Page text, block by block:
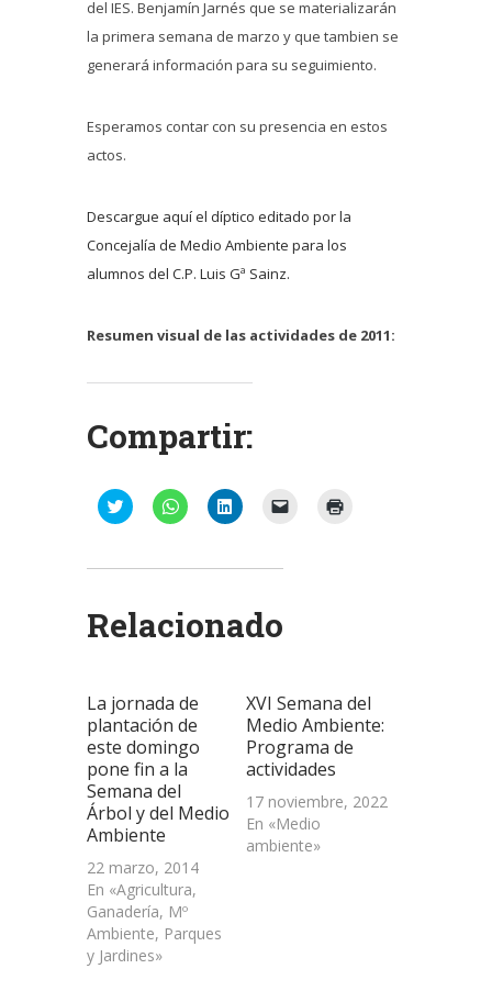
del IES. Benjamín Jarnés que se materializarán
la primera semana de marzo y que tambien se
generará información para su seguimiento.
Esperamos contar con su presencia en estos
actos.
Descargue aquí el díptico editado por la
Concejalía de Medio Ambiente para los
alumnos del C.P. Luis Gª Sainz.
Resumen visual de las actividades de 2011:
Compartir:
Haz
clic
Twitter
en
una
Haz
clic
WhatsApp
en
una
Haz
clic
LinkedIn
en
una
en
una
ventana
nueva)
Relacionado
La jornada de
plantación de
este domingo
pone fin a la
Semana del
Árbol y del Medio
Ambiente
22 marzo, 2014
En «Agricultura,
Ganadería, Mº
Ambiente, Parques
y Jardines»
XVI Semana del
Medio Ambiente:
Programa de
actividades
17 noviembre, 2022
En «Medio
ambiente»